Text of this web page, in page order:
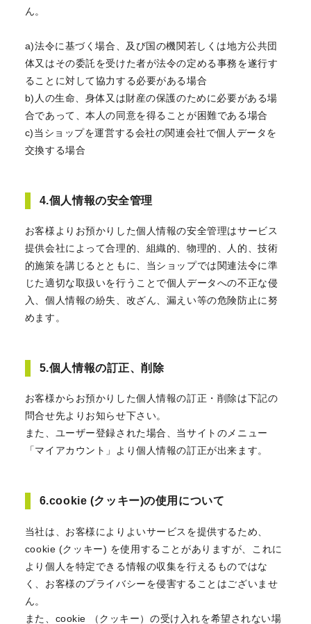
ん。
a)法令に基づく場合、及び国の機関若しくは地方公共団
体又はその委託を受けた者が法令の定める事務を遂行す
ることに対して協力する必要がある場合
b)人の生命、身体又は財産の保護のために必要がある場
合であって、本人の同意を得ることが困難である場合
c)当ショップを運営する会社の関連会社で個人データを
交換する場合
4.個人情報の安全管理
お客様よりお預かりした個人情報の安全管理はサービス
提供会社によって合理的、組織的、物理的、人的、技術
的施策を講じるとともに、当ショップでは関連法令に準
じた適切な取扱いを行うことで個人データへの不正な侵
入、個人情報の紛失、改ざん、漏えい等の危険防止に努
めます。
5.個人情報の訂正、削除
お客様からお預かりした個人情報の訂正・削除は下記の
問合せ先よりお知らせ下さい。
また、ユーザー登録された場合、当サイトのメニュー
「マイアカウント」より個人情報の訂正が出来ます。
6.cookie (クッキー)の使用について
当社は、お客様によりよいサービスを提供するため、
cookie (クッキー) を使用することがありますが、これに
より個人を特定できる情報の収集を行えるものではな
く、お客様のプライバシーを侵害することはございませ
ん。
また、cookie （クッキー）の受け入れを希望されない場